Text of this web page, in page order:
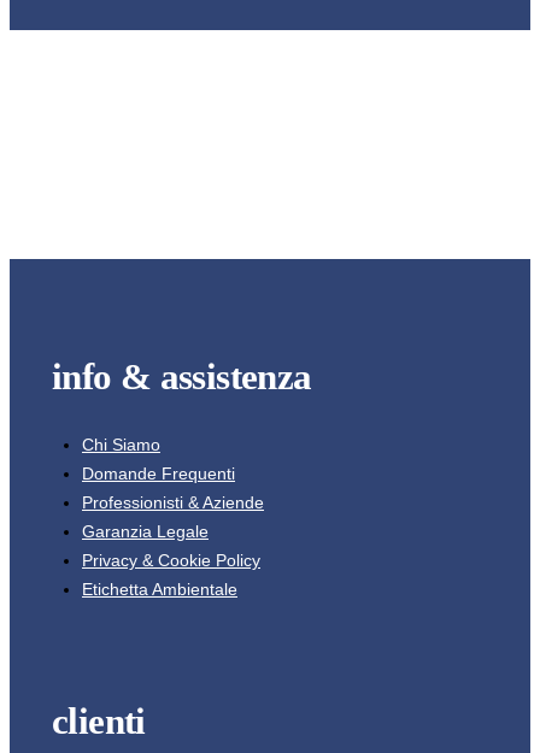
info & assistenza
Chi Siamo
Domande Frequenti
Professionisti & Aziende
Garanzia Legale
Privacy & Cookie Policy
Etichetta Ambientale
clienti